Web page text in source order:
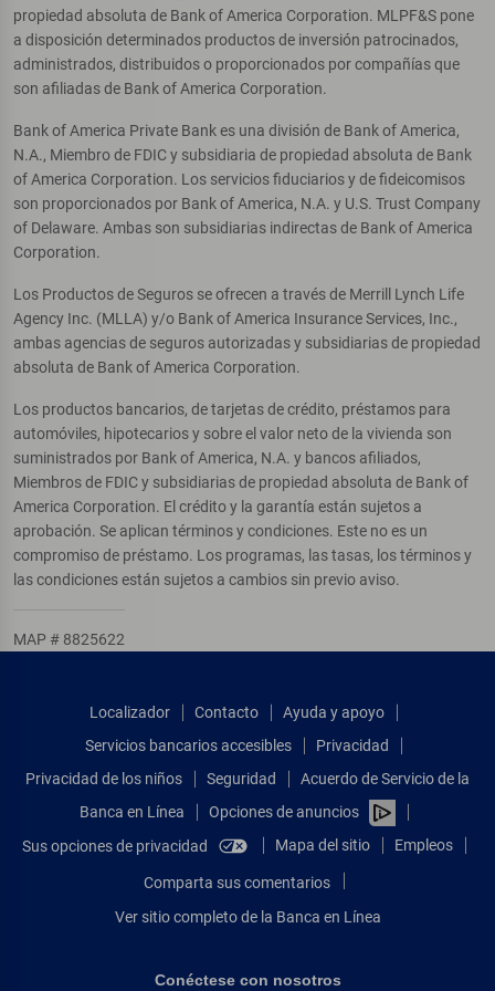
propiedad absoluta de Bank of America Corporation. MLPF&S pone
a disposición determinados productos de inversión patrocinados,
administrados, distribuidos o proporcionados por compañías que
son afiliadas de Bank of America Corporation.
Bank of America Private Bank es una división de Bank of America,
N.A., Miembro de FDIC y subsidiaria de propiedad absoluta de Bank
of America Corporation. Los servicios fiduciarios y de fideicomisos
son proporcionados por Bank of America, N.A. y U.S. Trust Company
of Delaware. Ambas son subsidiarias indirectas de Bank of America
Corporation.
Los Productos de Seguros se ofrecen a través de Merrill Lynch Life
Agency Inc. (MLLA) y/o Bank of America Insurance Services, Inc.,
ambas agencias de seguros autorizadas y subsidiarias de propiedad
absoluta de Bank of America Corporation.
Los productos bancarios, de tarjetas de crédito, préstamos para
automóviles, hipotecarios y sobre el valor neto de la vivienda son
suministrados por Bank of America, N.A. y bancos afiliados,
Miembros de FDIC y subsidiarias de propiedad absoluta de Bank of
America Corporation. El crédito y la garantía están sujetos a
aprobación. Se aplican términos y condiciones. Este no es un
compromiso de préstamo. Los programas, las tasas, los términos y
las condiciones están sujetos a cambios sin previo aviso.
MAP # 8825622
Localizador Contacto
Ayuda y apoyo
Servicios bancarios accesibles
Privacidad
Privacidad de los niños
Seguridad
Acuerdo de Servicio de la
Banca en Línea
Opciones de anuncios
Sus opciones de privacidad
Mapa del sitio Empleos
Comparta sus comentarios
Ver sitio completo de la Banca en Línea
Conéctese con nosotros